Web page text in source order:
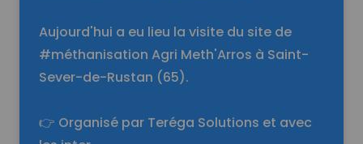
Aujourd'hui a eu lieu la visite du site de
#méthanisation Agri Meth'Arros à Saint-
Sever-de-Rustan (65).
👉 Organisé par Teréga Solutions et avec